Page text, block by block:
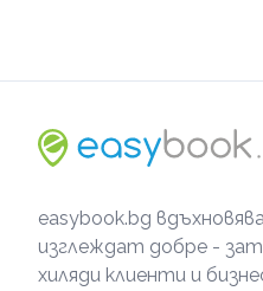
easybook.bg
изглеждат добре -
хиляди клиенти и